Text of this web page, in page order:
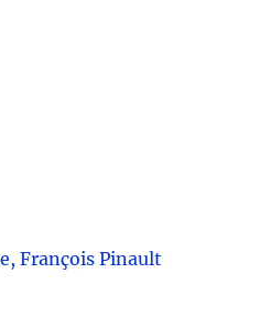
François Pinault